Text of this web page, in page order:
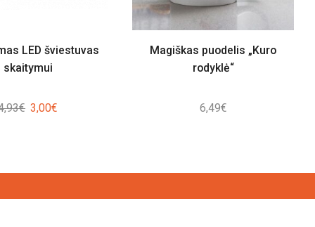
LED šviestuvas
skaitymui
€ Original
3,00€
Magiškas puodelis „Kuro
rodyklė“
6,49€